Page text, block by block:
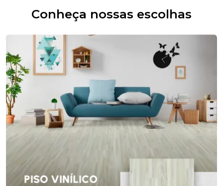
Conheça nossas escolhas